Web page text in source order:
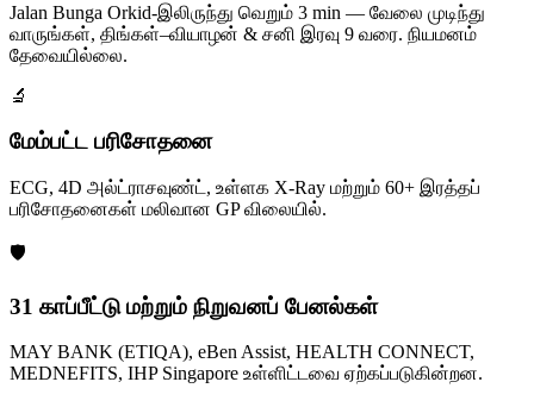
Jalan Bunga Orkid-இலிருந்து வெறும் 3 min — வேலை முடிந்து
வாருங்கள், திங்கள்–வியாழன் & சனி இரவு 9 வரை. நியமனம்
தேவையில்லை.
🔬
மேம்பட்ட பரிசோதனை
ECG, 4D அல்ட்ராசவுண்ட், உள்ளக X-Ray மற்றும் 60+ இரத்தப்
பரிசோதனைகள் மலிவான GP விலையில்.
🛡️
31 காப்பீட்டு மற்றும் நிறுவனப் பேனல்கள்
MAY BANK (ETIQA), eBen Assist, HEALTH CONNECT,
MEDNEFITS, IHP Singapore உள்ளிட்டவை ஏற்கப்படுகின்றன.